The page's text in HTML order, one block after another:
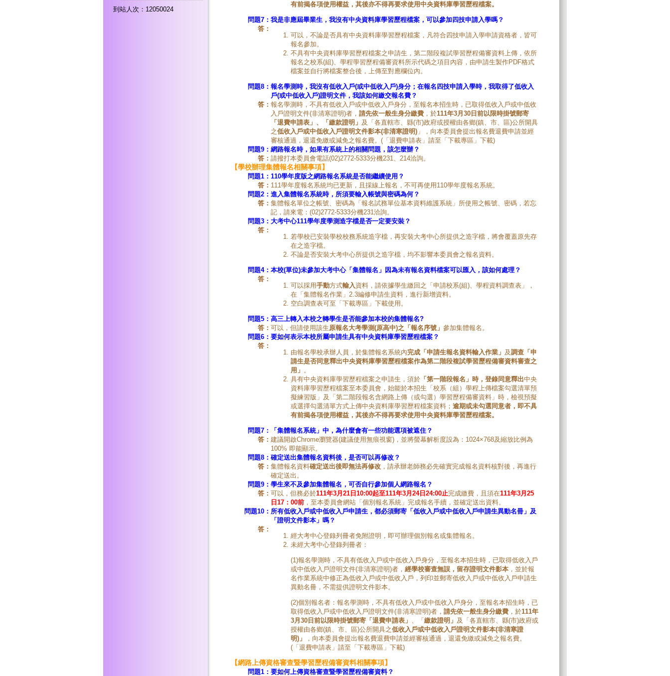
到站人次：12050024
有前揭各項使用權益，其後亦不得再要求使用中央資料庫學習歷程檔案。
問題7： 我是非應屆畢業生，我沒有中央資料庫學習歷程檔案，可以參加四技申請入學嗎？
答：
可以，不論是否具有中央資料庫學習歷程檔案，凡符合四技申請入學申請資格者，皆可
報名參加。
不具有中央資料庫學習歷程檔案之申請生，第二階段複試學習歷程備審資料上傳，依所
報名之校系(組)、學程學習歷程備審資料所示代碼之項目內容，由申請生製作PDF格式
檔案並自行將檔案整合後，上傳至對應欄位內。
問題8： 報名學測時，我沒有低收入戶(或中低收入戶)身分；在報名四技申請入學時，我取得了低收入
戶(或中低收入戶)證明文件，我該如何繳交報名費？
答： 報名學測時，不具有低收入戶或中低收入戶身分，至報名本招生時，已取得低收入戶或中低收
入戶證明文件(非清寒證明)者， 請先依一般生身分繳費，於111年3月30日前以限時掛號郵寄
「退費申請表」、「繳款證明」 及「各直轄市、縣(市)政府或授權由各鄉(鎮、市、區)公所開具
之低收入戶或中低收入戶證明文件影本(非清寒證明)」，向本委員會提出報名費退費申請並經
審核通過，退還免繳或減免之報名費。(「退費申請表」請至「下載專區」下載)
問題9： 網路報名時，如果有系統上的相關問題，該怎麼辦？
答： 請撥打本委員會電話(02)2772-5333分機231、214洽詢。
【學校辦理集體報名相關事項】
問題1： 110學年度版之網路報名系統是否能繼續使用？
答： 111學年度報名系統均已更新，且採線上報名，不可再使用110學年度報名系統。
問題2： 進入集體報名系統時，所須要輸入帳號與密碼為何？
答： 集體報名單位之帳號、密碼為「報名試務單位基本資料維護系統」所使用之帳號、密碼，若忘
記，請來電：(02)2772-5333分機231洽詢。
問題3： 大考中心111學年度學測造字檔是否一定要安裝？
答：
若學校已安裝學校校務系統造字檔，再安裝大考中心所提供之造字檔，將會覆蓋原先存
在之造字檔。
不論是否安裝大考中心所提供之造字檔，均不影響本委員會之報名資料。
問題4： 本校(單位)未參加大考中心「集體報名」因為未有報名資料檔案可以匯入，該如何處理？
答：
可以採用手動方式輸入資料，請依據學生繳回之「申請校系(組)、學程資料調查表」，
在「集體報名作業」2.3編修申請生資料，進行新增資料。
空白調查表可至「下載專區」下載使用。
問題5： 高三上轉入本校之轉學生是否能參加本校的集體報名?
答： 可以，但請使用該生原報名大考學測(原高中)之「報名序號」 參加集體報名。
問題6： 要如何表示本校所屬申請生具有中央資料庫學習歷程檔案？
答：
由報名學校承辦人員，於集體報名系統內完成「申請生報名資料輸入作業」 及調查「申
請生是否同意釋出中央資料庫學習歷程檔案作為第二階段複試學習歷程備審資料審查之
用」 。
具有中央資料庫學習歷程檔案之申請生，須於「第一階段報名」時，登錄同意釋出中央
資料庫學習歷程檔案至本委員會，始能於本招生「校系（組）學程上傳檔案勾選清單預
擬練習版」及「第二階段報名含網路上傳（或勾選）學習歷程備審資料」時，檢視預擬
或選擇勾選清單方式上傳中央資料庫學習歷程檔案資料； 逾期或未勾選同意者，即不具
有前揭各項使用權益，其後亦不得再要求使用中央資料庫學習歷程檔案。
問題7：
「集體報名系統」中，為什麼會有一些功能選項被遮住？
答： 建議開啟Chrome瀏覽器(建議使用無痕視窗)，並將螢幕解析度設為：1024×768及縮放比例為
100% 即能顯示。
問題8： 確定送出集體報名資料後，是否可以再修改？
答： 集體報名資料確定送出後即無法再修改，請承辦老師務必先確實完成報名資料核對後，再進行
確定送出。
問題9： 學生來不及參加集體報名，可否自行參加個人網路報名？
答： 可以，但務必於111年3月21日10:00起至111年3月24日24:00止完成繳費，且須在111年3月25
日17：00前，至本委員會網站「個別報名系統」完成報名手續，並確定送出資料。
問題10： 所有低收入戶或中低收入戶申請生，都必須郵寄「低收入戶或中低收入戶申請生異動名冊」及
「證明文件影本」嗎？
答：
經大考中心登錄列冊者免附證明，即可辦理個別報名或集體報名。
未經大考中心登錄列冊者：
(1)報名學測時，不具有低收入戶或中低收入戶身分，至報名本招生時，已取得低收入戶
或中低收入戶證明文件(非清寒證明)者， 經學校審查無誤，留存證明文件影本，並於報
名作業系統中修正為低收入戶或中低收入戶，列印並郵寄低收入戶或中低收入戶申請生
異動名冊，不需提供證明文件影本。
(2)個別報名者：報名學測時，不具有低收入戶或中低收入戶身分，至報名本招生時，已
取得低收入戶或中低收入戶證明文件(非清寒證明)者， 請先依一般生身分繳費，於111年
3月30日前以限時掛號郵寄「退費申請表」 、「 繳款證明」 及「各直轄市、縣(市)政府或
授權由各鄉(鎮、市、區)公所開具之低收入戶或中低收入戶證明文件影本(非清寒證
明)」
，向本委員會提出報名費退費申請並經審核通過，退還免繳或減免之報名費。
(「退費申請表」請至「下載專區」下載)
【網路上傳資格審查暨學習歷程備審資料相關事項】
問題1： 要如何上傳資格審查暨學習歷程備審資料？